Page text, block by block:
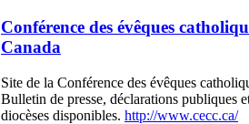
Conférence des évêques
Canada
Site de la Conférence des évêques
Bulletin de presse, déclarations publiques
diocèses disponibles. http://www.cecc.ca/